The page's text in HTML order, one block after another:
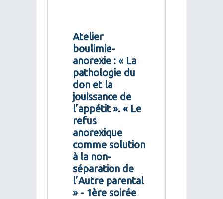
Atelier
boulimie-
anorexie : « La
pathologie du
don et la
jouissance de
l’appétit ». « Le
refus
anorexique
comme solution
à la non-
séparation de
l’Autre parental
» - 1ère soirée